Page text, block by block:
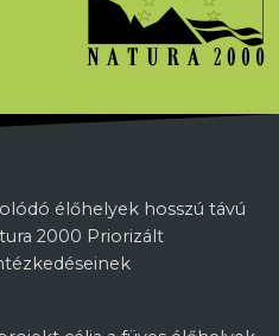
élőhelyek hosszú távú
2000 Priorizált